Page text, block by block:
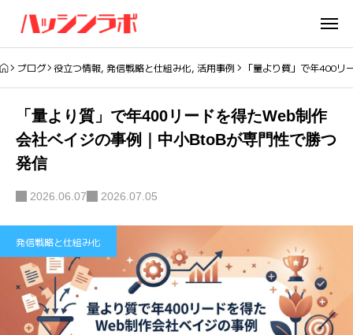
ブログ 役立つ情報,発信戦略と仕組み化, 活用事例 「量より質」で年400リ
「量より質」で年400リードを得たWeb制作
会社ベイジの事例｜中小BtoBが専門性で勝つ
発信
2026.06.07 2026.07.05
発信戦略と仕組み化